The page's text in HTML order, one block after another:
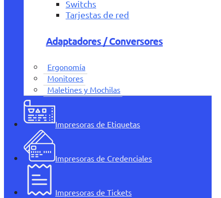
Switchs
Tarjestas de red
Adaptadores / Conversores
Ergonomía
Monitores
Maletines y Mochilas
Impresoras de Etiquetas
Impresoras de Credenciales
Impresoras de Tickets